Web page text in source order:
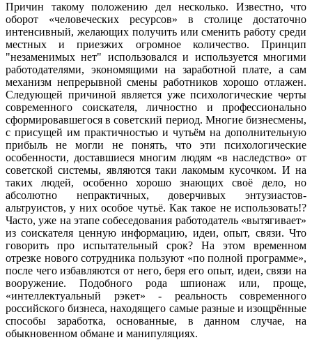
Причин такому положению дел несколько. Известно, что
оборот «человеческих ресурсов» в столице достаточно
интенсивный, желающих получить или сменить работу среди
местных и приезжих огромное количество. Принцип
"незаменимых нет" использовался и используется многими
работодателями, экономящими на заработной плате, а сам
механизм непрерывной смены работников хорошо отлажен.
Следующей причиной является уже психологические черты
современного соискателя, личностно и профессионально
сформировавшегося в советский период. Многие бизнесмены,
с присущей им практичностью и чутьём на дополнительную
прибыль не могли не понять, что эти психологические
особенности, доставшиеся многим людям «в наследство» от
советской системы, являются таки лакомым кусочком. И на
таких людей, особенно хорошо знающих своё дело, но
абсолютно непрактичных, доверчивых энтузиастов-
альтруистов, у них особое чутьё. Как такое не использовать!?
Часто, уже на этапе собеседования работодатель «вытягивает»
из соискателя ценную информацию, идеи, опыт, связи. Что
говорить про испытательный срок? На этом временном
отрезке нового сотрудника пользуют «по полной программе»,
после чего избавляются от него, беря его опыт, идеи, связи на
вооружение. Подобного рода шпионаж или, проще,
«интеллектуальный рэкет» - реальность современного
российского бизнеса, находящего самые разные и изощрённые
способы заработка, основанные, в данном случае, на
обыкновенном обмане и манипуляциях.